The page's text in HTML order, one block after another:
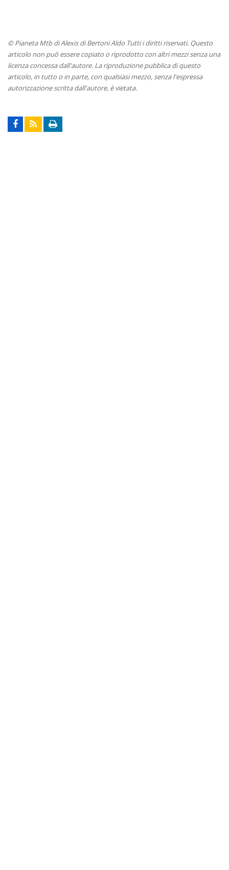
© Pianeta Mtb di Alexis di Bertoni Aldo Tutti i diritti riservati. Questo
articolo non può essere copiato o riprodotto con altri mezzi senza una
licenza concessa dall'autore. La riproduzione pubblica di questo
articolo, in tutto o in parte, con qualsiasi mezzo, senza l'espressa
autorizzazione scritta dall'autore, è vietata.